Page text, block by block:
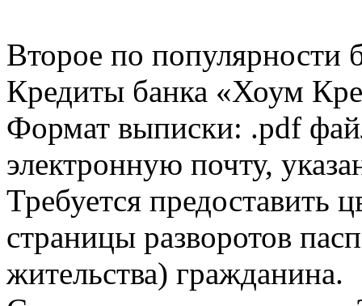
Второе по популярности
Кредиты банка «Хоум
Формат выписки: .pdf
электронную почту,
Требуется предоставить
страницы разворотов
жительства) гражданина.